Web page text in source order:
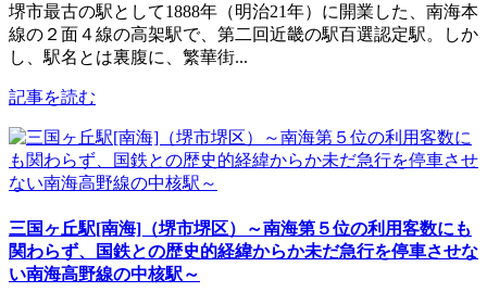
堺市最古の駅として1888年（明治21年）に開業した、南海本
線の２面４線の高架駅で、第二回近畿の駅百選認定駅。しか
し、駅名とは裏腹に、繁華街...
記事を読む
三国ヶ丘駅[南海]（堺市堺区）～南海第５位の利用客数にも
関わらず、国鉄との歴史的経緯からか未だ急行を停車させな
い南海高野線の中核駅～